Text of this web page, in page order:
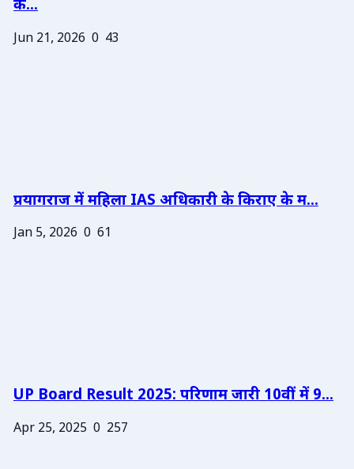
के...
Jun 21, 2026 0 43
प्रयागराज में महिला IAS अधिकारी के किराए के म...
Jan 5, 2026 0 61
UP Board Result 2025: परिणाम जारी 10वीं में 9...
Apr 25, 2025 0 257